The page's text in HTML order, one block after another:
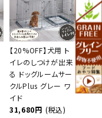
【20%OFF】犬用 ト
イレのしつけが出来
る ドッグルームサー
クルPlus グレー ワ
イド
31,680円 (税込)